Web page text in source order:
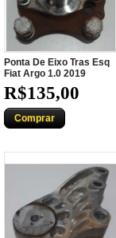
Ponta De Eixo Tras Esq
Fiat Argo 1.0 2019
R$135,00
Comprar